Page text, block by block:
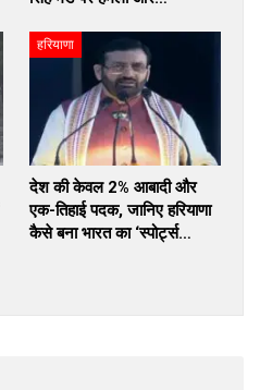
हरियाणा
देश की केवल 2% आबादी और
एक-तिहाई पदक, जानिए हरियाणा
कैसे बना भारत का ‘स्पोर्ट्स…